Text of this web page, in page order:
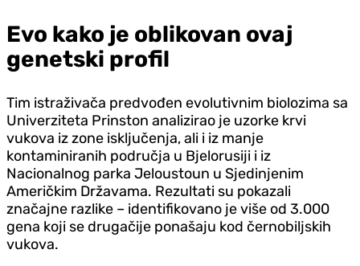
Evo kako je oblikovan ovaj
genetski profil
Tim istraživača predvođen evolutivnim biolozima sa
Univerziteta Prinston analizirao je uzorke krvi
vukova iz zone isključenja, ali i iz manje
kontaminiranih područja u Bjelorusiji i iz
Nacionalnog parka Jeloustoun u Sjedinjenim
Američkim Državama. Rezultati su pokazali
značajne razlike – identifikovano je više od 3.000
gena koji se drugačije ponašaju kod černobiljskih
vukova.